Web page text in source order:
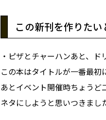
この新刊を作りた
・ピザとチャーハンあと、ド
この本はタイトルが一番最初
あとイベント開催時ちょう
ネタにしようと思いつきまし